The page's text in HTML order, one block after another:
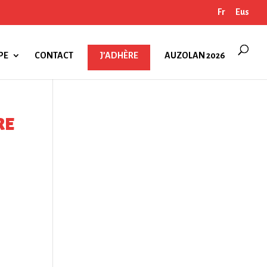
Fr Eus
CONTACT J’ADHÈRE AUZOLAN 2026